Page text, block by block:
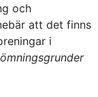
och
att det finns
i